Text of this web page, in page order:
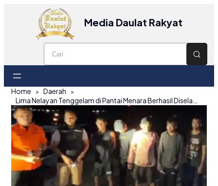
Media Daulat Rakyat
Home
Daerah